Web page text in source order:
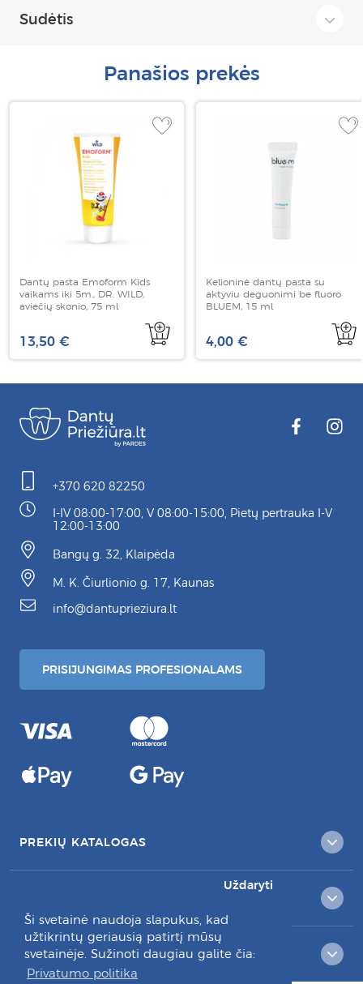
Ši svetainė naudoja slapukus, kad
užtikrintų geriausią patirtį mūsų
svetainėje. Sužinoti daugiau galite čia:
Privatumo politika
Uždaryti
Sudėtis
Panašios prekės
Dantų pasta Emoform Kids
vaikams iki 5m., DR. WILD,
aviečių skonio, 75 ml
13,50 €
Kelioninė dantų pasta su
aktyviu deguonimi be fluoro
BLUEM, 15 ml
4,00 €
+370 620 82250
I-IV 08:00-17:00, V 08:00-15:00, Pietų pertrauka I-V
12:00-13:00
Bangų g. 32, Klaipėda
M. K. Čiurlionio g. 17, Kaunas
info@dantuprieziura.lt
PRISIJUNGIMAS PROFESIONALAMS
PREKIŲ KATALOGAS
RAŠYKITE MUMS: